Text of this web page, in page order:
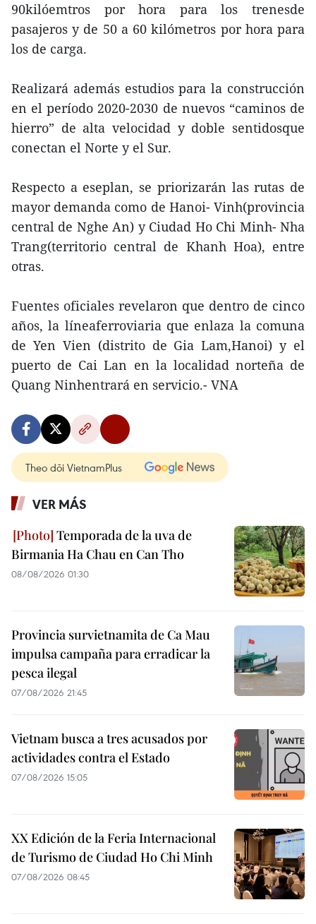
90kilóemtros por hora para los trenesde
pasajeros y de 50 a 60 kilómetros por hora para
los de carga.
Realizará además estudios para la construcción
en el período 2020-2030 de nuevos “caminos de
hierro” de alta velocidad y doble sentidosque
conectan el Norte y el Sur.
Respecto a eseplan, se priorizarán las rutas de
mayor demanda como de Hanoi- Vinh(provincia
central de Nghe An) y Ciudad Ho Chi Minh- Nha
Trang(territorio central de Khanh Hoa), entre
otras.
Fuentes oficiales revelaron que dentro de cinco
años, la líneaferroviaria que enlaza la comuna
de Yen Vien (distrito de Gia Lam,Hanoi) y el
puerto de Cai Lan en la localidad norteña de
Quang Ninhentrará en servicio.- VNA
Theo dõi VietnamPlus
VER MÁS
Temporada de la uva de
Birmania Ha Chau en Can Tho
08/08/2026 01:30
Provincia survietnamita de Ca Mau
impulsa campaña para erradicar la
pesca ilegal
07/08/2026 21:45
Vietnam busca a tres acusados por
actividades contra el Estado
07/08/2026 15:05
XX Edición de la Feria Internacional
de Turismo de Ciudad Ho Chi Minh
07/08/2026 08:45